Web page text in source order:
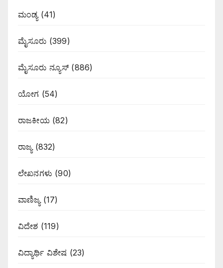
ಮಂಡ್ಯ(41)
ಮೈಸೂರು (399)
ಮೈಸೂರು ನ್ಯೂಸ್(886)
ಯೋಗ (54)
ರಾಜಕೀಯ(82)
ರಾಜ್ಯ(832)
ಲೇಖನಗಳು (90)
ವಾಣಿಜ್ಯ(17)
ವಿದೇಶ (119)
ವಿದ್ಯಾರ್ಥಿ ವಿಶೇಷ (23)